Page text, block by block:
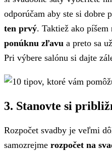
odporúčam aby ste si dobre
ten prvý. Taktiež ako píšem
ponúknu zľavu a preto sa
Pri výbere salónu si dajte
3. Stanovte si
Rozpočet svadby je veľmi
samozrejme rozpočet na